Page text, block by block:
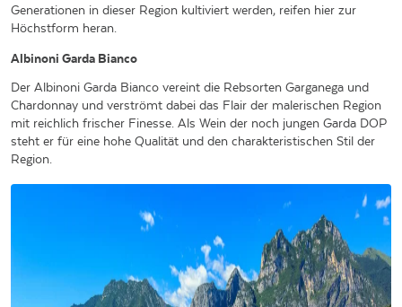
Generationen in dieser Region kultiviert werden, reifen hier zur
Höchstform heran.
Albinoni Garda Bianco
Der Albinoni Garda Bianco vereint die Rebsorten Garganega und
Chardonnay und verströmt dabei das Flair der malerischen Region
mit reichlich frischer Finesse. Als Wein der noch jungen Garda DOP
steht er für eine hohe Qualität und den charakteristischen Stil der
Region.